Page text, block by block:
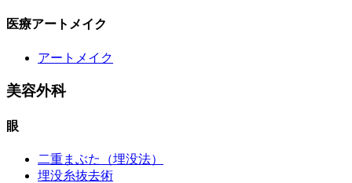
医療アートメイク
アートメイク
美容外科
眼
二重まぶた（埋没法）
埋没糸抜去術